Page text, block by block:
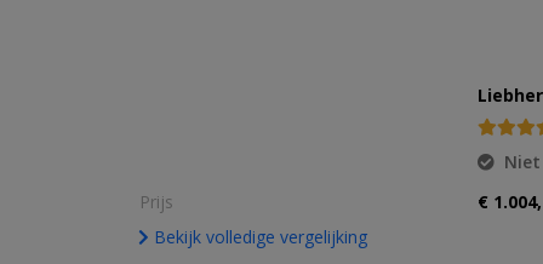
Prijs
€
Bekijk volledige vergelijking